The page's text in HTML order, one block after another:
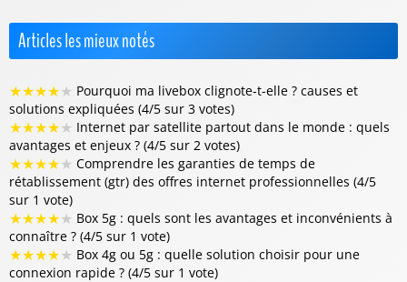
Articles les mieux notés
★★★★★ Pourquoi ma livebox clignote-t-elle ? causes et
solutions expliquées (4/5 sur 3 votes)
★★★★★ Internet par satellite partout dans le monde : quels
avantages et enjeux ? (4/5 sur 2 votes)
★★★★★ Comprendre les garanties de temps de
rétablissement (gtr) des offres internet professionnelles (4/5
sur 1 vote)
★★★★★ Box 5g : quels sont les avantages et inconvénients à
connaître ? (4/5 sur 1 vote)
★★★★★ Box 4g ou 5g : quelle solution choisir pour une
connexion rapide ? (4/5 sur 1 vote)